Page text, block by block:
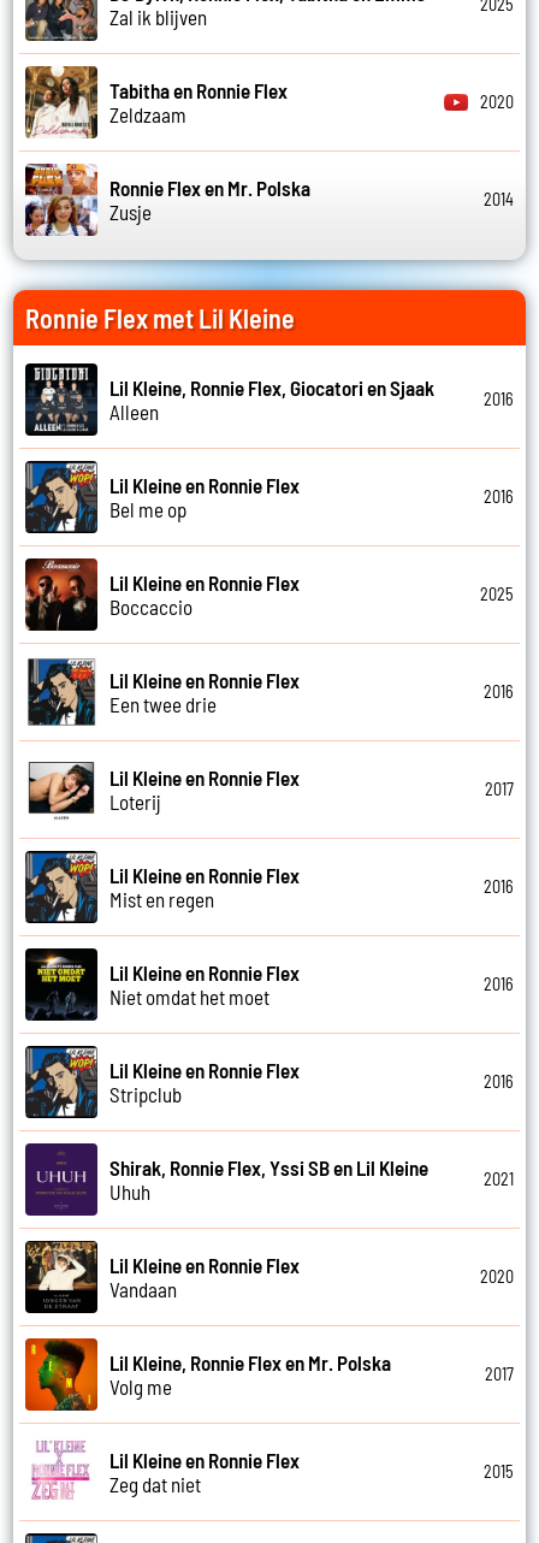
Zal ik blijven
2025
Tabitha en Ronnie Flex
Zeldzaam
2020
Ronnie Flex en Mr. Polska
Zusje
2014
Ronnie Flex met Lil Kleine
Lil Kleine, Ronnie Flex, Giocatori en Sjaak
Alleen
2016
Lil Kleine en Ronnie Flex
Bel me op
2016
Lil Kleine en Ronnie Flex
Boccaccio
2025
Lil Kleine en Ronnie Flex
Een twee drie
2016
Lil Kleine en Ronnie Flex
Loterij
2017
Lil Kleine en Ronnie Flex
Mist en regen
2016
Lil Kleine en Ronnie Flex
Niet omdat het moet
2016
Lil Kleine en Ronnie Flex
Stripclub
2016
Shirak, Ronnie Flex, Yssi SB en Lil Kleine
Uhuh
2021
Lil Kleine en Ronnie Flex
Vandaan
2020
Lil Kleine, Ronnie Flex en Mr. Polska
Volg me
2017
Lil Kleine en Ronnie Flex
Zeg dat niet
2015